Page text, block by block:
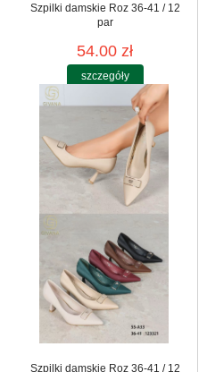
Szpilki damskie Roz 36-41 / 12
par
54.00 zł
szczegóły
Szpilki damskie Roz 36-41 / 12